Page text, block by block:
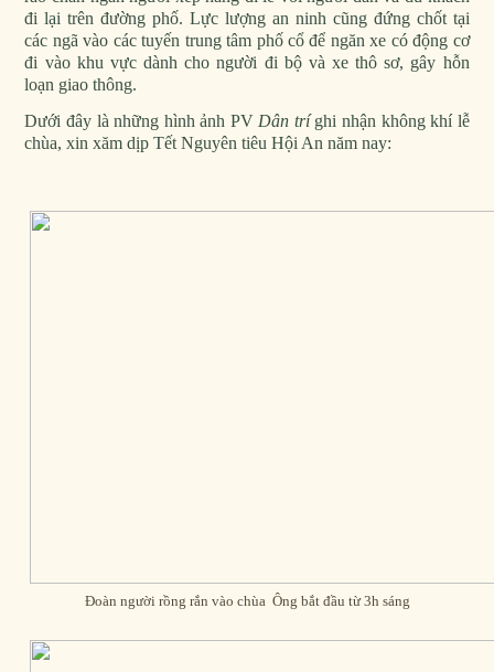
đi lại trên đường phố. Lực lượng an ninh cũng đứng chốt tại
các ngã vào các tuyến trung tâm phố cổ để ngăn xe có động cơ
đi vào khu vực dành cho người đi bộ và xe thô sơ, gây hỗn
loạn giao thông.
Dưới đây là những hình ảnh PV Dân tríghi nhận không khí lễ
chùa, xin xăm dịp Tết Nguyên tiêu Hội An năm nay:
Đoàn người rồng rắn vào chùa Ông bắt đầu từ 3h sáng